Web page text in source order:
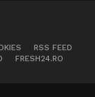
RSS FEED
FRESH24.RO